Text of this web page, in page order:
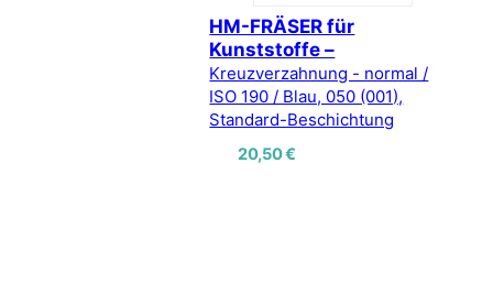
HM-FRÄSER für
Kunststoffe –
Kreuzverzahnung - normal /
ISO 190 / Blau, 050 (001),
Standard-Beschichtung
20,50€